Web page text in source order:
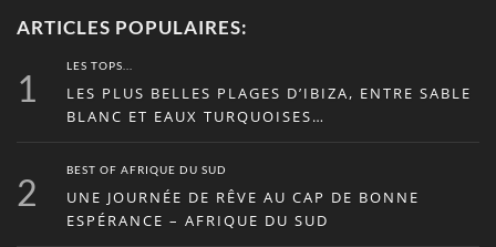
ARTICLES POPULAIRES:
1
LES TOPS...
LES PLUS BELLES PLAGES D’IBIZA, ENTRE SABLE
BLANC ET EAUX TURQUOISES…
2
BEST OF AFRIQUE DU SUD
UNE JOURNÉE DE RÊVE AU CAP DE BONNE
ESPÉRANCE – AFRIQUE DU SUD